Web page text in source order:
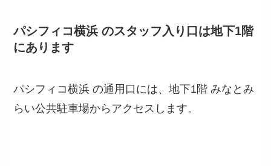
パシフィコ横浜 のスタッフ入り口は地下1階
にあります
パシフィコ横浜 の通用口には、地下1階 みなとみ
らい公共駐車場からアクセスします。